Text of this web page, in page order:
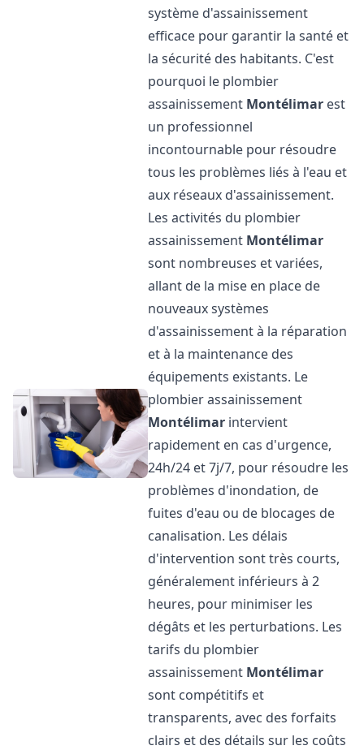
système d'assainissement
efficace pour garantir la santé et
la sécurité des habitants. C'est
pourquoi le plombier
assainissement Montélimar est
un professionnel
incontournable pour résoudre
tous les problèmes liés à l'eau et
aux réseaux d'assainissement.
Les activités du plombier
assainissement Montélimar
sont nombreuses et variées,
allant de la mise en place de
nouveaux systèmes
d'assainissement à la réparation
et à la maintenance des
équipements existants. Le
plombier assainissement
Montélimar intervient
rapidement en cas d'urgence,
24h/24 et 7j/7, pour résoudre les
problèmes d'inondation, de
fuites d'eau ou de blocages de
canalisation. Les délais
d'intervention sont très courts,
généralement inférieurs à 2
heures, pour minimiser les
dégâts et les perturbations. Les
tarifs du plombier
assainissement Montélimar
sont compétitifs et
transparents, avec des forfaits
clairs et des détails sur les coûts